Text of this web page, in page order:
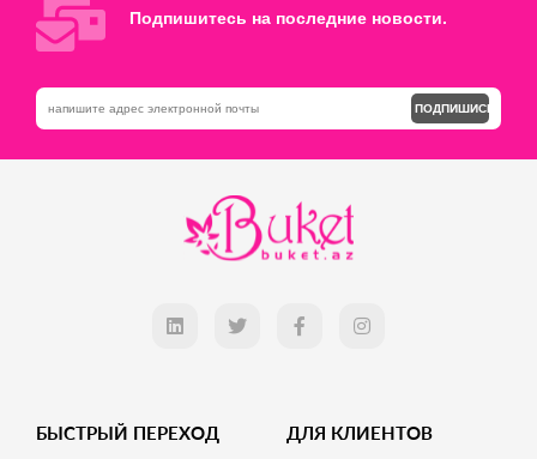
Подпишитесь на последние новости.
ПОДПИШИСЬ
БЫСТРЫЙ ПЕРЕХОД ДЛЯ КЛИЕНТОВ